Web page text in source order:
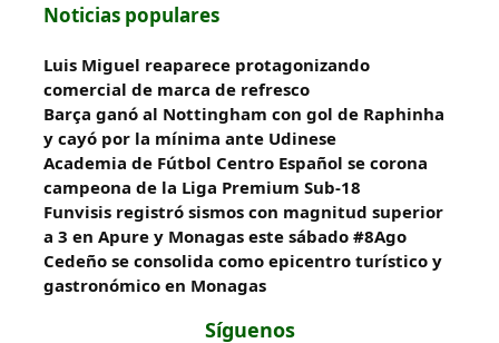
Noticias populares
Luis Miguel reaparece protagonizando
comercial de marca de refresco
Barça ganó al Nottingham con gol de Raphinha
y cayó por la mínima ante Udinese
Academia de Fútbol Centro Español se corona
campeona de la Liga Premium Sub-18
Funvisis registró sismos con magnitud superior
a 3 en Apure y Monagas este sábado #8Ago
Cedeño se consolida como epicentro turístico y
gastronómico en Monagas
Síguenos